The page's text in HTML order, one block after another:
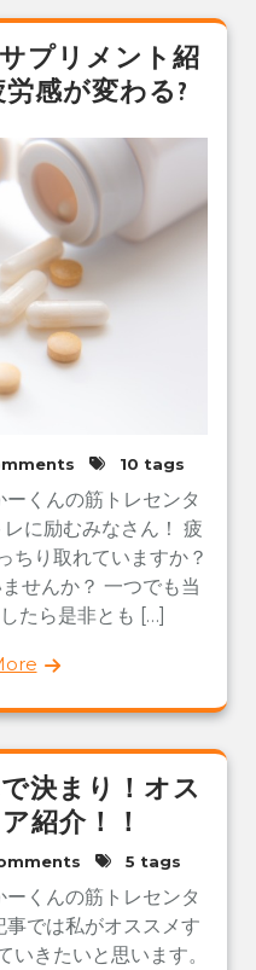
プリメント紹
感が変わる?
10 tags
くんの筋トレセンタ
に励むみなさん！ 疲
ちり取れていますか？
せんか？ 一つでも当
たら是非とも […]
決まり！オス
紹介！！
5 tags
くんの筋トレセンタ
では私がオススメす
いきたいと思います。